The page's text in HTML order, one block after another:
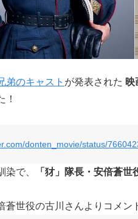
弟のキャスト が発表された 映
！
donten_movie/status/
染で、 「犲」隊長・安倍蒼世
蒼世役の古川さんよりコメン